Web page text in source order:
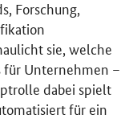
Forschung,
sie, welche
für Unternehmen –
dabei spielt
für ein